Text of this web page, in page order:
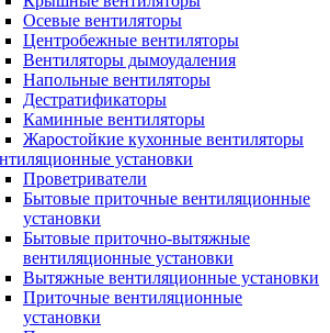
Осевые вентиляторы
Центробежные вентиляторы
Вентиляторы дымоудаления
Напольные вентиляторы
Дестратификаторы
Каминные вентиляторы
Жаростойкие кухонные вентиляторы
установки
Проветриватели
Бытовые приточные вентиляционные
установки
Бытовые приточно-вытяжные
вентиляционные установки
Вытяжные вентиляционные установки
Приточные вентиляционные
установки